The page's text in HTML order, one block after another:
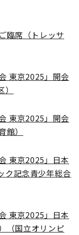
臨席（トレッサ
東京2025」開会
東京2025」開会
）
東京2025」日本
ク記念青少年総合
東京2025」日本
（国立オリンピ